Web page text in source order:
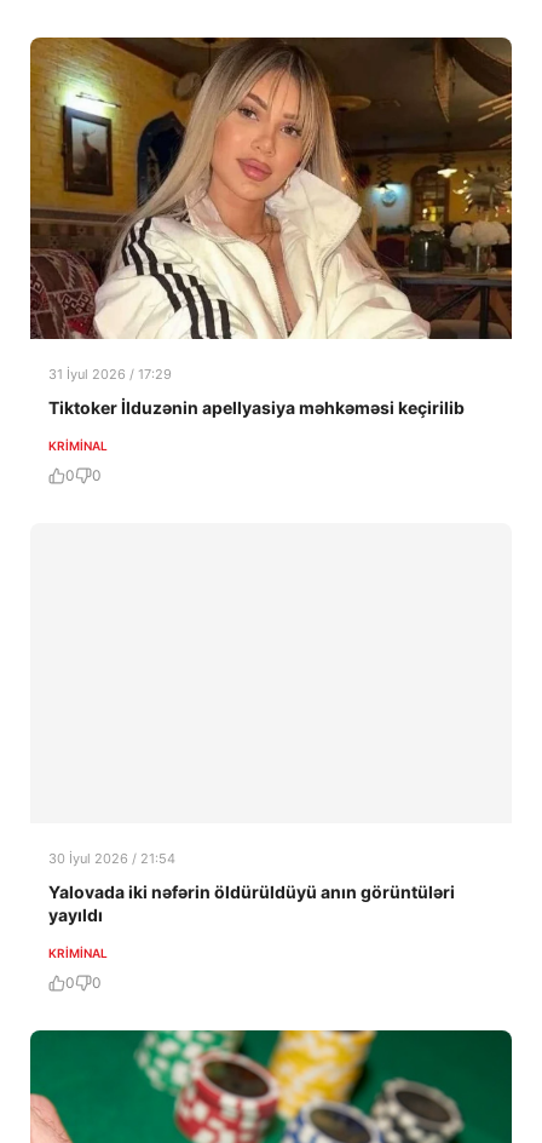
31 İyul 2026 / 17:29
Tiktoker İlduzənin apellyasiya məhkəməsi keçirilib
KRIMINAL
0 0
30 İyul 2026 / 21:54
Yalovada iki nəfərin öldürüldüyü anın görüntüləri
yayıldı
KRIMINAL
0 0